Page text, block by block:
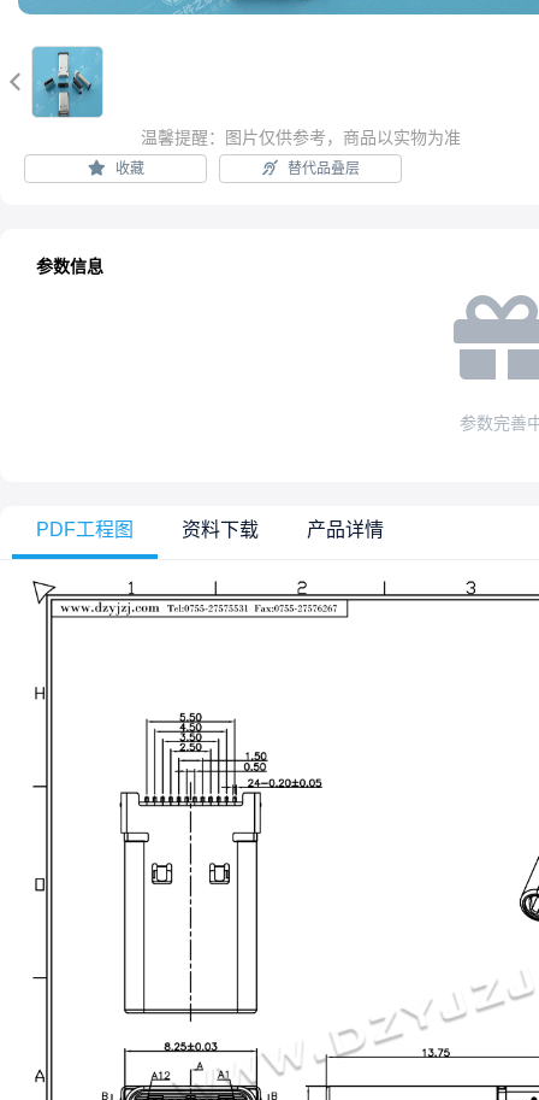

温馨提醒：图片仅供参考，商品以实物为准
收藏 替代品叠层
参数信息
参数完善
PDF工程图 资料下载 产品详情